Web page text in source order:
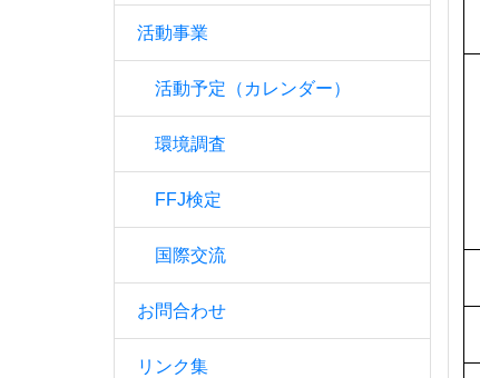
活動事業
活動予定（カレンダー）
環境調査
FFJ検定
国際交流
お問合わせ
リンク集